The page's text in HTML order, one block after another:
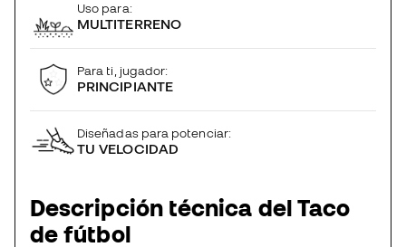
Uso para:
MULTITERRENO
Para ti, jugador:
PRINCIPIANTE
Diseñadas para potenciar:
TU VELOCIDAD
Descripción técnica del Taco
de fútbol